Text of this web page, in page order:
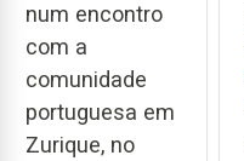
num encontro
com a
comunidade
portuguesa em
Zurique, no